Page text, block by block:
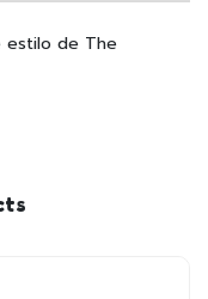
estilo de The